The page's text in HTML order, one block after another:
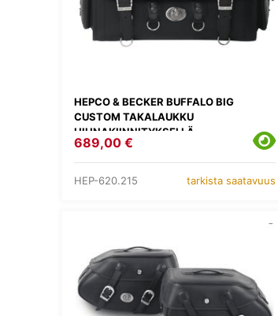
HEPCO & BECKER BUFFALO BIG
CUSTOM TAKALAUKKU
HIHNAKIINNITYKSELLÄ
689,00 €
HEP-620.215 tarkista saatavuus